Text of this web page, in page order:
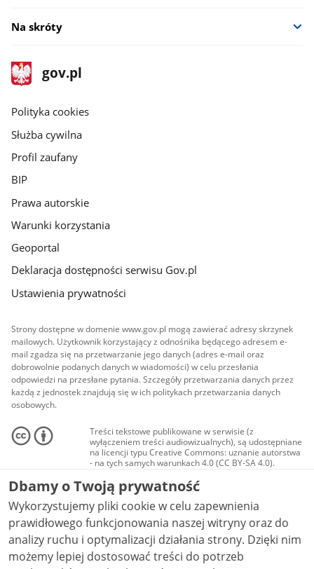
Na skróty
stopka
gov.pl
Strona
gov.pl
gov.pl
Polityka cookies
Służba cywilna
Profil zaufany
BIP
Prawa autorskie
Warunki korzystania
Geoportal
Deklaracja dostępności serwisu Gov.pl
Ustawienia prywatności
Strony dostępne w domenie www.gov.pl mogą zawierać adresy skrzynek
mailowych. Użytkownik korzystający z odnośnika będącego adresem e-
mail zgadza się na przetwarzanie jego danych (adres e-mail oraz
dobrowolnie podanych danych w wiadomości) w celu przesłania
odpowiedzi na przesłane pytania. Szczegóły przetwarzania danych przez
każdą z jednostek znajdują się w ich politykach przetwarzania danych
osobowych.
Treści tekstowe publikowane w serwisie (z
wyłączeniem treści audiowizualnych), są udostępniane
na licencji typu Creative Commons: uznanie autorstwa
- na tych samych warunkach 4.0 (CC BY-SA 4.0).
Materiały audiowizualne, w tym zdjęcia, materiały
audio i wideo, są udostępniane na licencji typu
Creative Commons: uznanie autorstwa użycie
niekomercyjne - bez utworów zależnych 4.0 (CC BY-
NC-ND 4.0), o ile nie jest to stwierdzone inaczej.
Dbamy o Twoją prywatność
Wykorzystujemy pliki cookie w celu zapewnienia
prawidłowego funkcjonowania naszej witryny oraz do
analizy ruchu i optymalizacji działania strony. Dzięki nim
możemy lepiej dostosować treści do potrzeb